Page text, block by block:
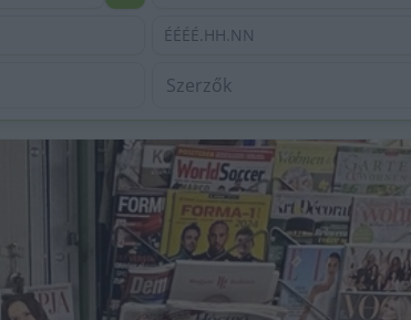
ÉÉÉÉ.HH.NN